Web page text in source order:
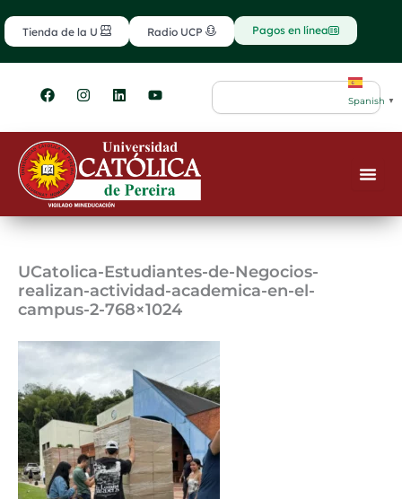
al
contenido
Tienda de la U Radio UCP Pagos en línea
F
a
e
b
o
o
k
I
n
t
g
r
m
L
i
k
e
d
i
n
Y
o
t
u
b
e
Search
Spanish ▼
UCatolica-Estudiantes-de-Negocios-
realizan-actividad-academica-en-el-
campus-2-768×1024